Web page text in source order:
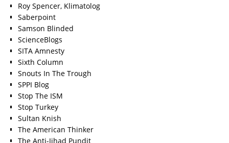
Roy Spencer, Klimatolog
Saberpoint
Samson Blinded
ScienceBlogs
SITA Amnesty
Sixth Column
Snouts In The Trough
SPPI Blog
Stop The ISM
Stop Turkey
Sultan Knish
The American Thinker
The Anti-Jihad Pundit